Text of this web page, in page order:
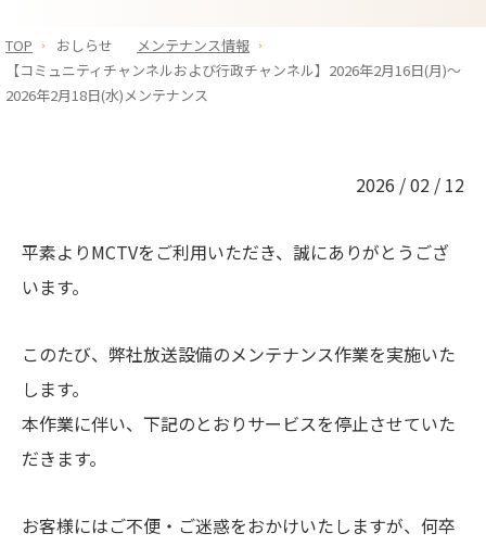
TOP おしらせ
メンテナンス情報
【コミュニティチャンネルおよび行政チャンネル】2026年2月16日(月)～
2026年2月18日(水)メンテナンス
2026 / 02 / 12
平素よりMCTVをご利用いただき、誠にありがとうござ
います。
このたび、弊社放送設備のメンテナンス作業を実施いた
します。
本作業に伴い、下記のとおりサービスを停止させていた
だきます。
お客様にはご不便・ご迷惑をおかけいたしますが、何卒